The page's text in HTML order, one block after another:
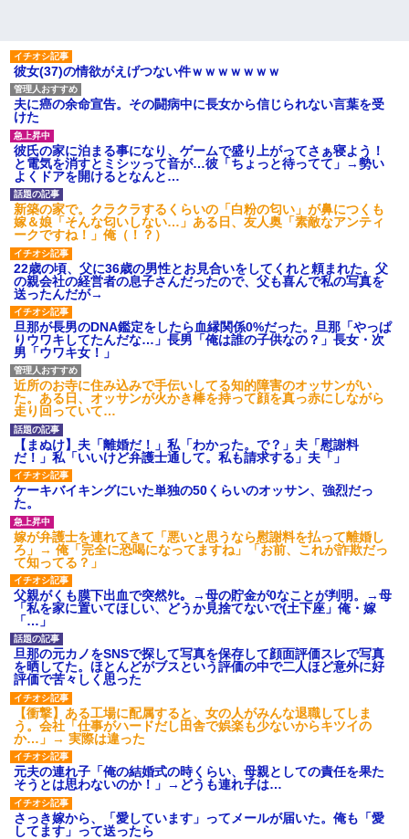
彼女(37)の情欲がえげつない件ｗｗｗｗｗｗｗ
夫に癌の余命宣告。その闘病中に長女から信じられない言葉を受
けた
彼氏の家に泊まる事になり、ゲームで盛り上がってさぁ寝よう！
と電気を消すとミシッって音が…彼「ちょっと待ってて」→勢い
よくドアを開けるとなんと…
新築の家で。クラクラするくらいの「白粉の匂い」が鼻につくも
嫁＆娘「そんな匂いしない…」ある日、友人奥「素敵なアンティ
ークですね！」俺（！？）
22歳の頃、父に36歳の男性とお見合いをしてくれと頼まれた。父
の親会社の経営者の息子さんだったので、父も喜んで私の写真を
送ったんだが→
旦那が長男のDNA鑑定をしたら血縁関係0%だった。旦那「やっぱ
りウワキしてたんだな…」長男「俺は誰の子供なの？」長女・次
男「ウワキ女！」
近所のお寺に住み込みで手伝いしてる知的障害のオッサンがい
た。ある日、オッサンが火かき棒を持って顔を真っ赤にしながら
走り回っていて…
【まぬけ】夫「離婚だ！」私「わかった。で？」夫「慰謝料
だ！」私「いいけど弁護士通して。私も請求する」夫「」
ケーキバイキングにいた単独の50くらいのオッサン、強烈だっ
た。
嫁が弁護士を連れてきて「悪いと思うなら慰謝料を払って離婚し
ろ」→ 俺「完全に恐喝になってますね」「お前、これが詐欺だっ
て知ってる？」
父親がくも膜下出血で突然ﾀﾋ。→母の貯金が0なことが判明。→母
「私を家に置いてほしい、どうか見捨てないで(土下座」俺・嫁
「…」
旦那の元カノをSNSで探して写真を保存して顔面評価スレで写真
を晒してた。ほとんどがブスという評価の中で二人ほど意外に好
評価で苦々しく思った
【衝撃】ある工場に配属すると、女の人がみんな退職してしま
う。会社「仕事がハードだし田舎で娯楽も少ないからキツイの
か…」→ 実際は違った
元夫の連れ子「俺の結婚式の時くらい、母親としての責任を果た
そうとは思わないのか！」→どうも連れ子は…
さっき嫁から、「愛しています」ってメールが届いた。俺も「愛
してます」って送ったら